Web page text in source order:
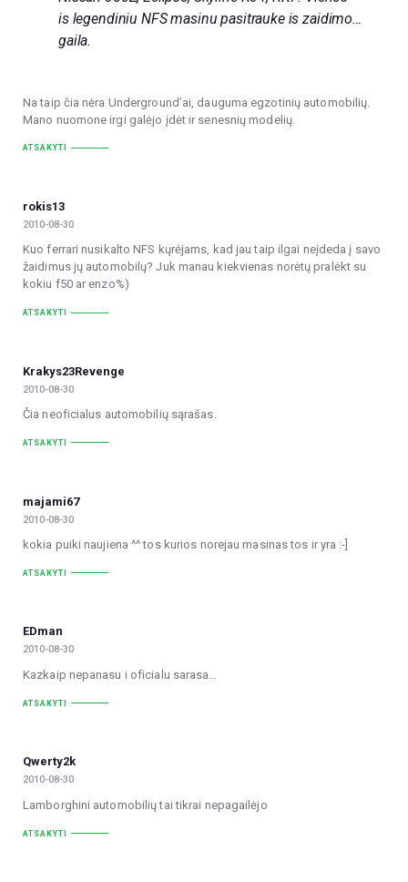
is legendiniu NFS masinu pasitrauke is zaidimo…
gaila.
Na taip čia nėra Underground’ai, dauguma egzotinių automobilių.
Mano nuomone irgi galėjo įdėt ir senesnių modelių.
ATSAKYTI
rokis13
2010-08-30
Kuo ferrari nusikalto NFS kųrėjams, kad jau taip ilgai neįdeda į savo
žaidimus jų automobilų? Juk manau kiekvienas norėtų pralėkt su
kokiu f50 ar enzo%)
ATSAKYTI
Krakys23Revenge
2010-08-30
Čia neoficialus automobilių sąrašas.
ATSAKYTI
majami67
2010-08-30
kokia puiki naujiena ^^ tos kurios norejau masinas tos ir yra :-]
ATSAKYTI
EDman
2010-08-30
Kazkaip nepanasu i oficialu sarasa…
ATSAKYTI
Qwerty2k
2010-08-30
Lamborghini automobilių tai tikrai nepagailėjo
ATSAKYTI